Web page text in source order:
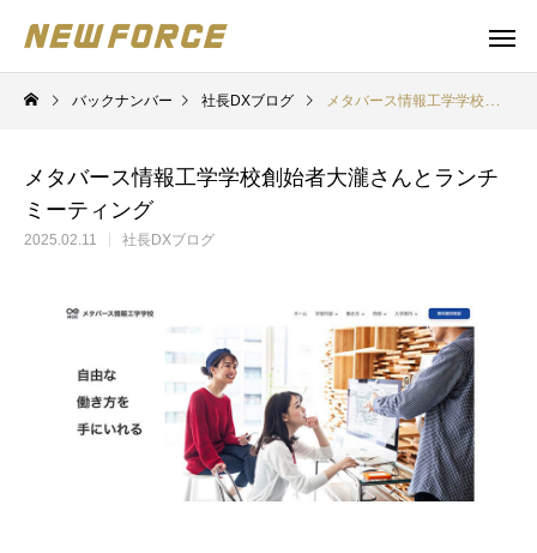
WEBコンテンツ 補助金
バックナンバー 社長DXブログ メタバース情報工学学校創始者大瀧さんとランチミーティング
メタバース情報工学学校創始者大瀧さんとランチ
ミーティング
2025.02.11 社長DXブログ